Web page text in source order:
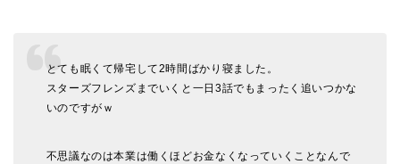
とても眠くて帰宅して2時間ばかり寝ました。
スターズフレンズまでいくと一日3話でもまったく追いつかな
いのですがｗ
不思議なのは本業は働くほどお金なくなっていくことなんで